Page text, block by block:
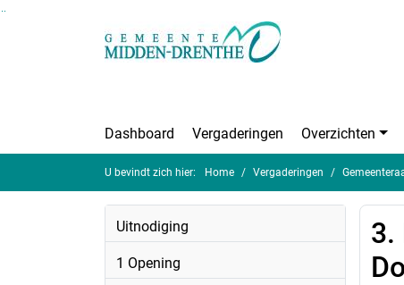
Dashboard Vergaderingen Overzichten
U bevindt zich hier: Home Vergaderingen
Uitnodiging
1 Opening
3.